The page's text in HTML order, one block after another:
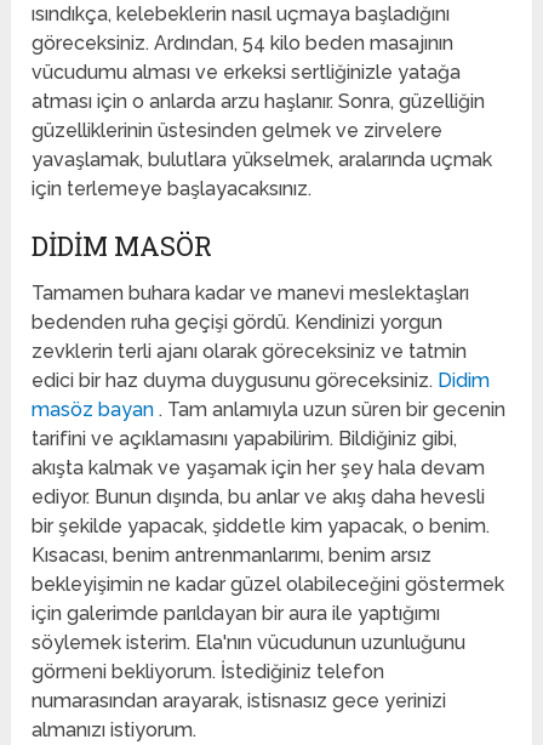
ısındıkça, kelebeklerin nasıl uçmaya başladığını
göreceksiniz. Ardından, 54 kilo beden masajının
vücudumu alması ve erkeksi sertliğinizle yatağa
atması için o anlarda arzu haşlanır. Sonra, güzelliğin
güzelliklerinin üstesinden gelmek ve zirvelere
yavaşlamak, bulutlara yükselmek, aralarında uçmak
için terlemeye başlayacaksınız.
DIDIM MASÖR
Tamamen buhara kadar ve manevi meslektaşları
bedenden ruha geçişi gördü. Kendinizi yorgun
zevklerin terli ajanı olarak göreceksiniz ve tatmin
edici bir haz duyma duygusunu göreceksiniz. Didim
masöz bayan. Tam anlamıyla uzun süren bir gecenin
tarifini ve açıklamasını yapabilirim. Bildiğiniz gibi,
akışta kalmak ve yaşamak için her şey hala devam
ediyor. Bunun dışında, bu anlar ve akış daha hevesli
bir şekilde yapacak, şiddetle kim yapacak, o benim.
Kısacası, benim antrenmanlarımı, benim arsız
bekleyişimin ne kadar güzel olabileceğini göstermek
için galerimde parıldayan bir aura ile yaptığımı
söylemek isterim. Ela'nın vücudunun uzunluğunu
görmeni bekliyorum. İstediğiniz telefon
numarasından arayarak, istisnasız gece yerinizi
almanızı istiyorum.